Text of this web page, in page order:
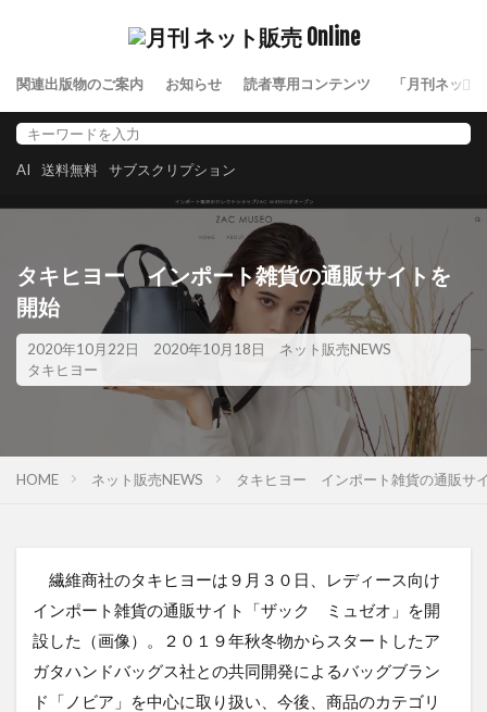
関連出版物のご案内 お知らせ 読者専用コンテンツ 「月刊ネット
AI 送料無料 サブスクリプション
タキヒヨー インポート雑貨の通販サイトを
開始
2020年10月22日 2020年10月18日
ネット販売NEWS
タキヒヨー
HOME ネット販売NEWS タキヒヨー インポート雑貨の通販サ
繊維商社のタキヒヨーは９月３０日、レディース向け
インポート雑貨の通販サイト「ザック ミュゼオ」を開
設した（画像）。２０１９年秋冬物からスタートしたア
ガタハンドバッグス社との共同開発によるバッグブラン
ド「ノビア」を中心に取り扱い、今後、商品のカテゴリ